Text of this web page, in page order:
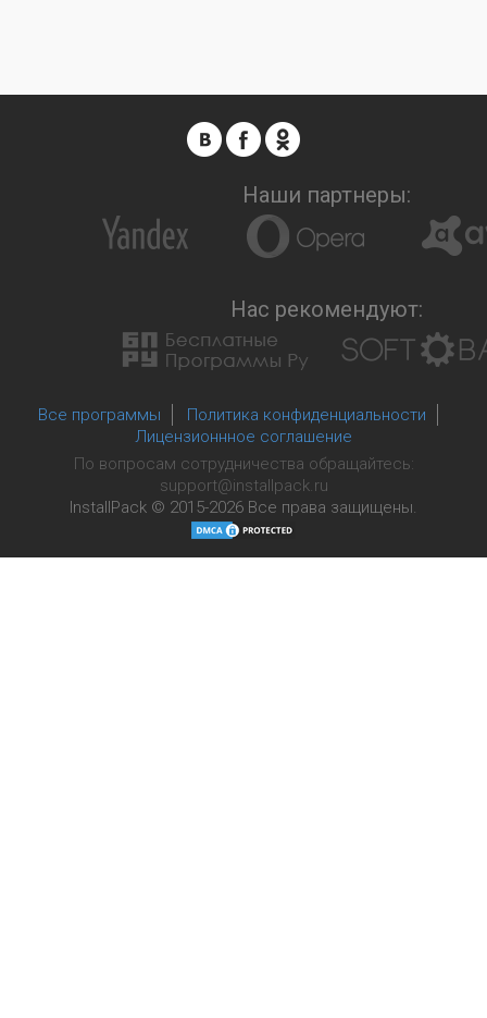
Наши партнеры:
Нас рекомендуют:
Все программы
Политика конфиденциальности
Лицензионнное соглашение
По вопросам сотрудничества обращайтесь:
support@installpack.ru
InstallPack © 2015-2026 Все права защищены.